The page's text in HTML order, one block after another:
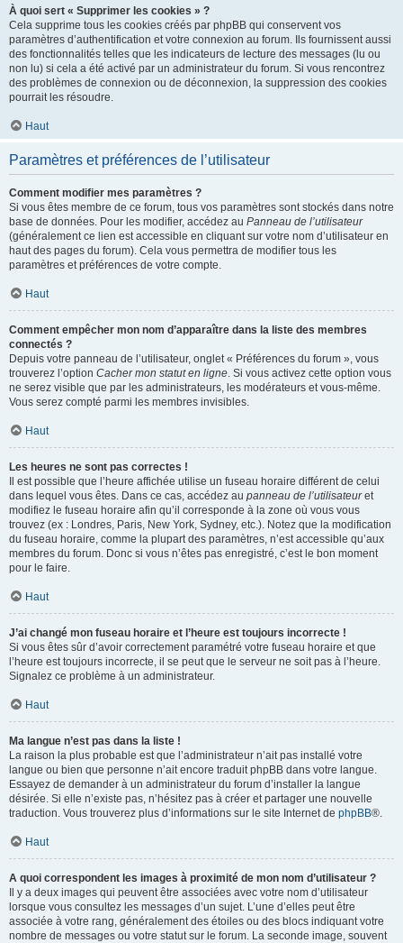
À quoi sert « Supprimer les cookies » ?
Cela supprime tous les cookies créés par phpBB qui conservent vos
paramètres d’authentification et votre connexion au forum. Ils fournissent aussi
des fonctionnalités telles que les indicateurs de lecture des messages (lu ou
non lu) si cela a été activé par un administrateur du forum. Si vous rencontrez
des problèmes de connexion ou de déconnexion, la suppression des cookies
pourrait les résoudre.
Haut
Paramètres et préférences de l’utilisateur
Comment modifier mes paramètres ?
Si vous êtes membre de ce forum, tous vos paramètres sont stockés dans notre
base de données. Pour les modifier, accédez au Panneau de l’utilisateur
(généralement ce lien est accessible en cliquant sur votre nom d’utilisateur en
haut des pages du forum). Cela vous permettra de modifier tous les
paramètres et préférences de votre compte.
Haut
Comment empêcher mon nom d’apparaître dans la liste des membres
connectés ?
Depuis votre panneau de l’utilisateur, onglet « Préférences du forum », vous
trouverez l’option Cacher mon statut en ligne. Si vous activez cette option vous
ne serez visible que par les administrateurs, les modérateurs et vous-même.
Vous serez compté parmi les membres invisibles.
Haut
Les heures ne sont pas correctes !
Il est possible que l’heure affichée utilise un fuseau horaire différent de celui
dans lequel vous êtes. Dans ce cas, accédez au panneau de l’utilisateuret
modifiez le fuseau horaire afin qu’il corresponde à la zone où vous vous
trouvez (ex : Londres, Paris, New York, Sydney, etc.). Notez que la modification
du fuseau horaire, comme la plupart des paramètres, n’est accessible qu’aux
membres du forum. Donc si vous n’êtes pas enregistré, c’est le bon moment
pour le faire.
Haut
J’ai changé mon fuseau horaire et l’heure est toujours incorrecte !
Si vous êtes sûr d’avoir correctement paramétré votre fuseau horaire et que
l’heure est toujours incorrecte, il se peut que le serveur ne soit pas à l’heure.
Signalez ce problème à un administrateur.
Haut
Ma langue n’est pas dans la liste !
La raison la plus probable est que l’administrateur n’ait pas installé votre
langue ou bien que personne n’ait encore traduit phpBB dans votre langue.
Essayez de demander à un administrateur du forum d’installer la langue
désirée. Si elle n’existe pas, n’hésitez pas à créer et partager une nouvelle
traduction. Vous trouverez plus d’informations sur le site Internet de phpBB®.
Haut
A quoi correspondent les images à proximité de mon nom d’utilisateur ?
Il y a deux images qui peuvent être associées avec votre nom d’utilisateur
lorsque vous consultez les messages d’un sujet. L’une d’elles peut être
associée à votre rang, généralement des étoiles ou des blocs indiquant votre
nombre de messages ou votre statut sur le forum. La seconde image, souvent